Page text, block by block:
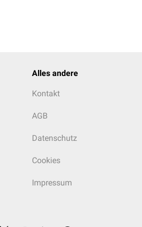
Alles andere
Kontakt
AGB
Datenschutz
Cookies
Impressum